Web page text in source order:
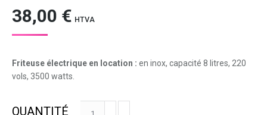
38,00 € HTVA
Friteuse électrique en location : en inox, capacité 8 litres, 220
vols, 3500 watts.